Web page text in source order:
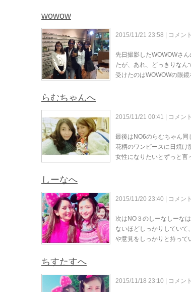
wowow
2015/11/21 23:58 | コメント
先日撮影したWOWOWさ
たが、あれ、どっきりなん
受けたのはWOWOWの眼
らむちゃんへ
2015/11/21 00:41 | コメント
最後はNO6のらむちゃん
花柄のワンピースに日焼け
女性になりたいとずっと
しーなへ
2015/11/20 23:40 | コメント
次はNO３のしーなしーな
ないほどしっかりしてい
や意見をしっかりと持っ
ちすたすへ
2015/11/18 23:10 | コメント